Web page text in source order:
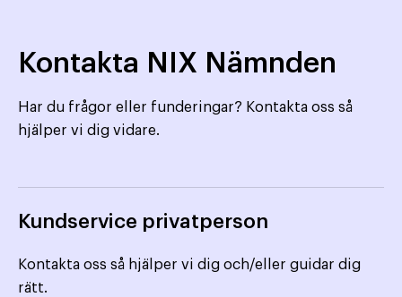
Kontakta NIX Nämnden
Har du frågor eller funderingar? Kontakta oss så
hjälper vi dig vidare.
Kundservice privatperson
Kontakta oss så hjälper vi dig och/eller guidar dig
rätt.